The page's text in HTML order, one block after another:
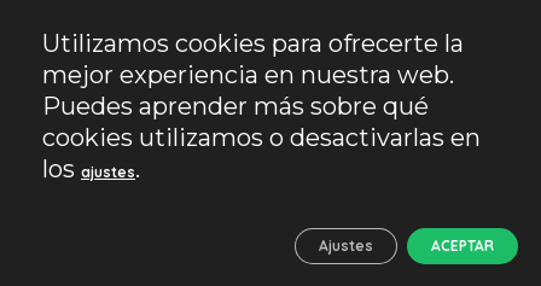
CONSUMO RESPONSABLE
DEL ATÚN
El atún rojo está en peligro de extinción
Desde los años 80 su población ha descendido.
impuestas en 2007 mejoraron la situación de esta
Utilizamos cookies para ofrecerte la
mejor experiencia en nuestra web.
Puedes aprender más sobre qué
cookies utilizamos o desactivarlas en
los ajustes.
ACEPTAR
Ajustes